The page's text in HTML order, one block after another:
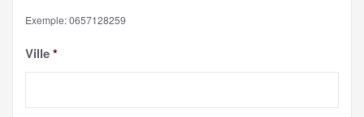
Exemple: 0657128259
Ville*